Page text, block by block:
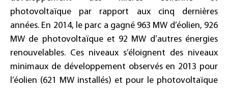
photovoltaïque par rapport aux cinq dernières
années. En 2014, le parc a gagné 963 MW d’éolien, 926
MW de photovoltaïque et 92 MW d’autres énergies
renouvelables. Ces niveaux s’éloignent des niveaux
minimaux de développement observés en 2013 pour
l’éolien (621 MW installés) et pour le photovoltaïque